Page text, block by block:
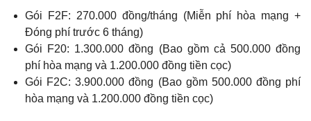
Gói F2F: 270.000 đồng/tháng (Miễn phí hòa mạng +
Đóng phí trước 6 tháng)
Gói F20: 1.300.000 đồng (Bao gồm cả 500.000 đồng
phí hòa mạng và 1.200.000 đồng tiền cọc)
Gói F2C: 3.900.000 đồng (Bao gồm 500.000 đồng phí
hòa mạng và 1.200.000 đồng tiền cọc)